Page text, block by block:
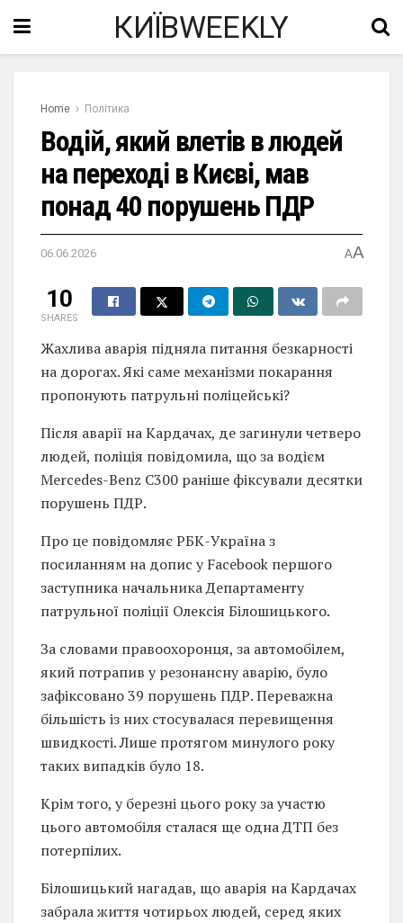
КИЇВWEEKLY
Home Політика
Водій, який влетів в людей
на переході в Києві, мав
понад 40 порушень ПДР
06.06.2026 AA
10
SHARES
Жахлива аварія підняла питання безкарності
на дорогах. Які саме механізми покарання
пропонують патрульні поліцейські?
Після аварії на Кардачах, де загинули четверо
людей, поліція повідомила, що за водієм
Mercedes-Benz C300 раніше фіксували десятки
порушень ПДР.
Про це повідомляє РБК-Україна з
посиланням на допис у Facebook першого
заступника начальника Департаменту
патрульної поліції Олексія Білошицького.
За словами правоохоронця, за автомобілем,
який потрапив у резонансну аварію, було
зафіксовано 39 порушень ПДР. Переважна
більшість із них стосувалася перевищення
швидкості. Лише протягом минулого року
таких випадків було 18.
Крім того, у березні цього року за участю
цього автомобіля сталася ще одна ДТП без
потерпілих.
Білошицький нагадав, що аварія на Кардачах
забрала життя чотирьох людей, серед яких